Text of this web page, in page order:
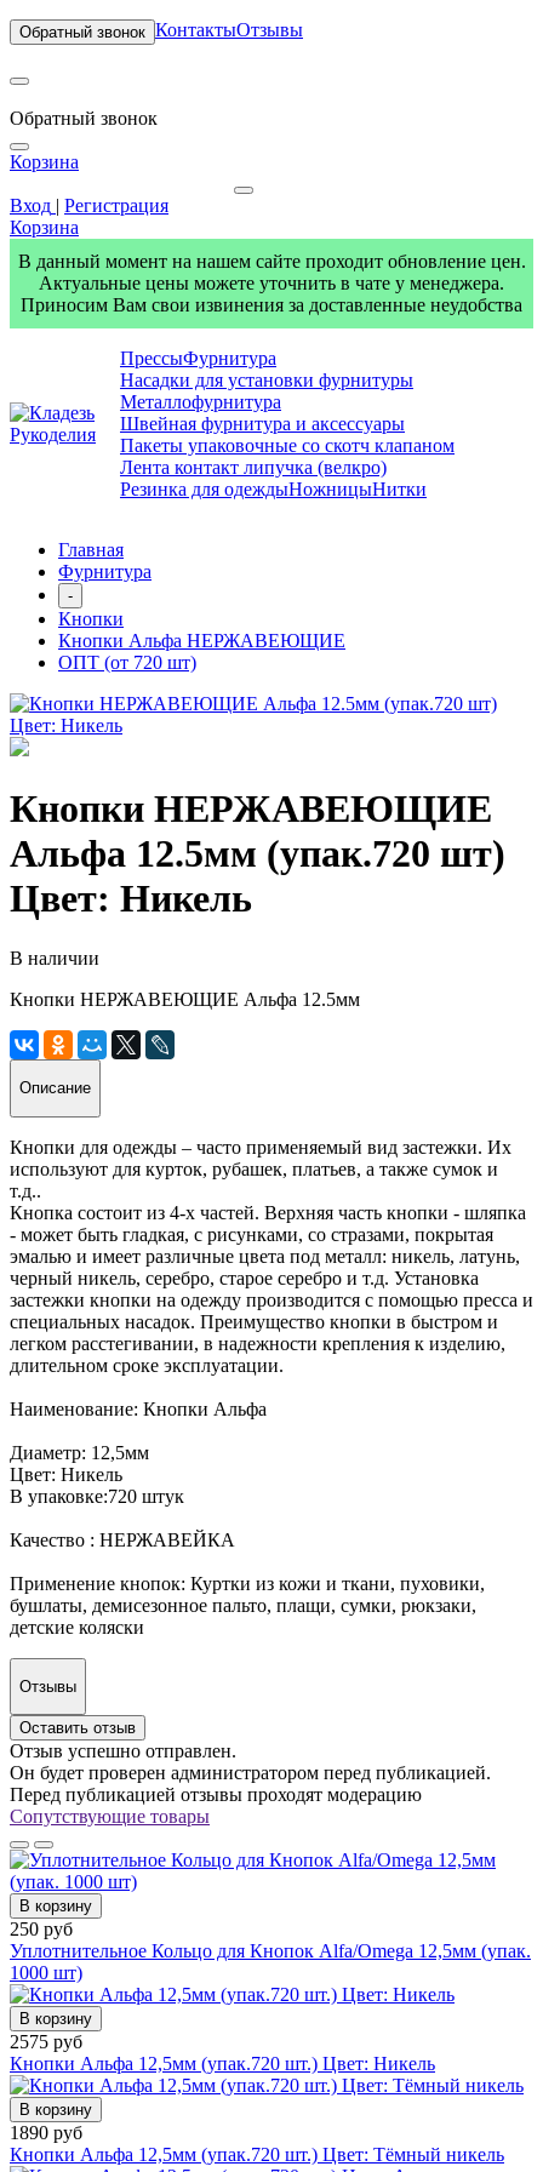
Обратный звонок КонтактыОтзывы
Обратный звонок
Корзина
Вход | Регистрация
Корзина
В данный момент на нашем сайте проходит обновление цен.
Актуальные цены можете уточнить в чате у менеджера.
Приносим Вам свои извинения за доставленные неудобства
ПрессыФурнитура
Насадки для установки фурнитуры
Металлофурнитура
Швейная фурнитура и аксессуары
Пакеты упаковочные со скотч клапаном
Лента контакт липучка (велкро)
Резинка для одеждыНожницыНитки
Главная
Фурнитура
-
Кнопки
Кнопки Альфа НЕРЖАВЕЮЩИЕ
ОПТ (от 720 шт)
Кнопки НЕРЖАВЕЮЩИЕ
Альфа 12.5мм (упак.720 шт)
Цвет: Никель
В наличии
Кнопки НЕРЖАВЕЮЩИЕ Альфа 12.5мм
Описание
Кнопки для одежды – часто применяемый вид застежки. Их
используют для курток, рубашек, платьев, а также сумок и
т.д..
Кнопка состоит из 4-х частей. Верхняя часть кнопки - шляпка
- может быть гладкая, с рисунками, со стразами, покрытая
эмалью и имеет различные цвета под металл: никель, латунь,
черный никель, серебро, старое серебро и т.д. Установка
застежки кнопки на одежду производится с помощью пресса и
специальных насадок. Преимущество кнопки в быстром и
легком расстегивании, в надежности крепления к изделию,
длительном сроке эксплуатации.
Наименование: Кнопки Альфа
Диаметр: 12,5мм
Цвет: Никель
В упаковке:720 штук
Качество : НЕРЖАВЕЙКА
Применение кнопок: Куртки из кожи и ткани, пуховики,
бушлаты, демисезонное пальто, плащи, сумки, рюкзаки,
детские коляски
Отзывы
Оставить отзыв
Отзыв успешно отправлен.
Он будет проверен администратором перед публикацией.
Перед публикацией отзывы проходят модерацию
Сопутствующие товары
В корзину
250 руб
Уплотнительное Кольцо для Кнопок Alfa/Omega 12,5мм (упак.
1000 шт)
В корзину
2575 руб
Кнопки Альфа 12,5мм (упак.720 шт.) Цвет: Никель
В корзину
1890 руб
Кнопки Альфа 12,5мм (упак.720 шт.) Цвет: Тёмный никель